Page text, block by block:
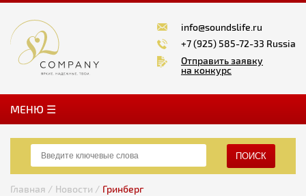
info@soundslife.ru
+7 (925) 585-72-33 Russia
Отправить заявку
на конкурс
MЕНЮ ☰
ПОИСК
Главная / Новости / Гринберг